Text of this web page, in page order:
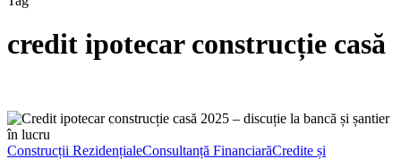
credit ipotecar construcție casă
Credit
Ipotecar
pentru
Construcții RezidențialeConsultanță FinanciarăCredite și